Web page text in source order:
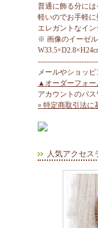
普通に飾る分には
軽いのでお手軽
エレガントなイン
※ 画像のイーゼル
メールやショッ
▲オーダーフォー
アカウントのパ
» 特定商取引法に
人気アクセス